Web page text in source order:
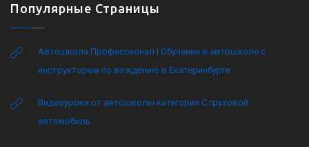
Популярные Страницы
Автошкола Профессионал | Обучение в автошколе с
инструктором по вождению в Екатеринбурге
Видеоуроки от автошколы категория C грузовой
автомобиль